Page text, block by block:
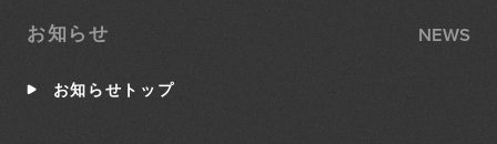
お知らせ NEWS
お知らせトップ